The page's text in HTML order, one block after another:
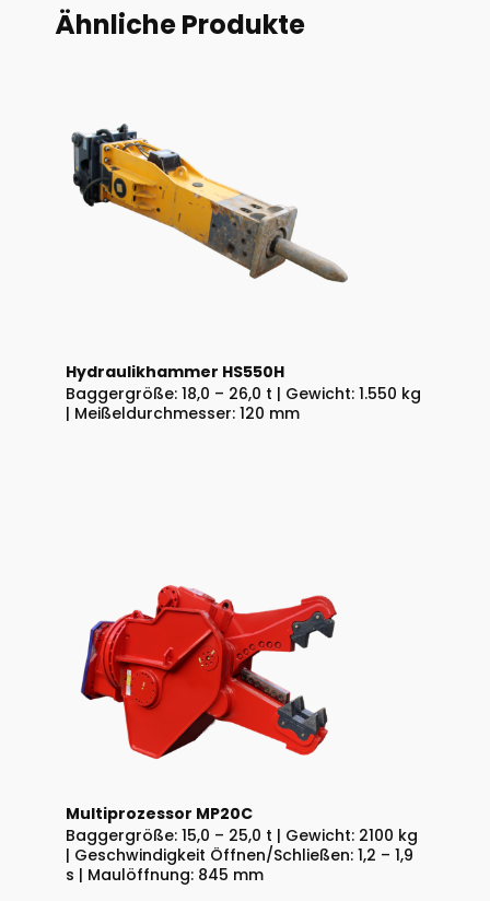
Ähnliche Produkte
Hydraulikhammer HS550H
Baggergröße: 18,0 – 26,0 t | Gewicht: 1.550 kg
| Meißeldurchmesser: 120 mm
Multiprozessor MP20C
Baggergröße: 15,0 – 25,0 t | Gewicht: 2100 kg
| Geschwindigkeit Öffnen/Schließen: 1,2 – 1,9
s | Maulöffnung: 845 mm